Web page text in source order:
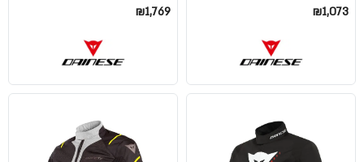
₪1,073
₪1,769